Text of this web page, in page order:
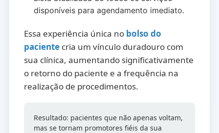
disponíveis para agendamento imediato.
Essa experiência única no bolso do
paciente cria um vínculo duradouro com
sua clínica, aumentando significativamente
o retorno do paciente e a frequência na
realização de procedimentos.
Resultado: pacientes que não apenas voltam,
mas se tornam promotores fiéis da sua